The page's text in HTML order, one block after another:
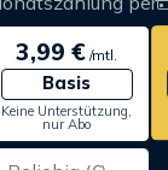
3,99 € /mtl.
Basis
Keine Unterstützung,
nur Abo